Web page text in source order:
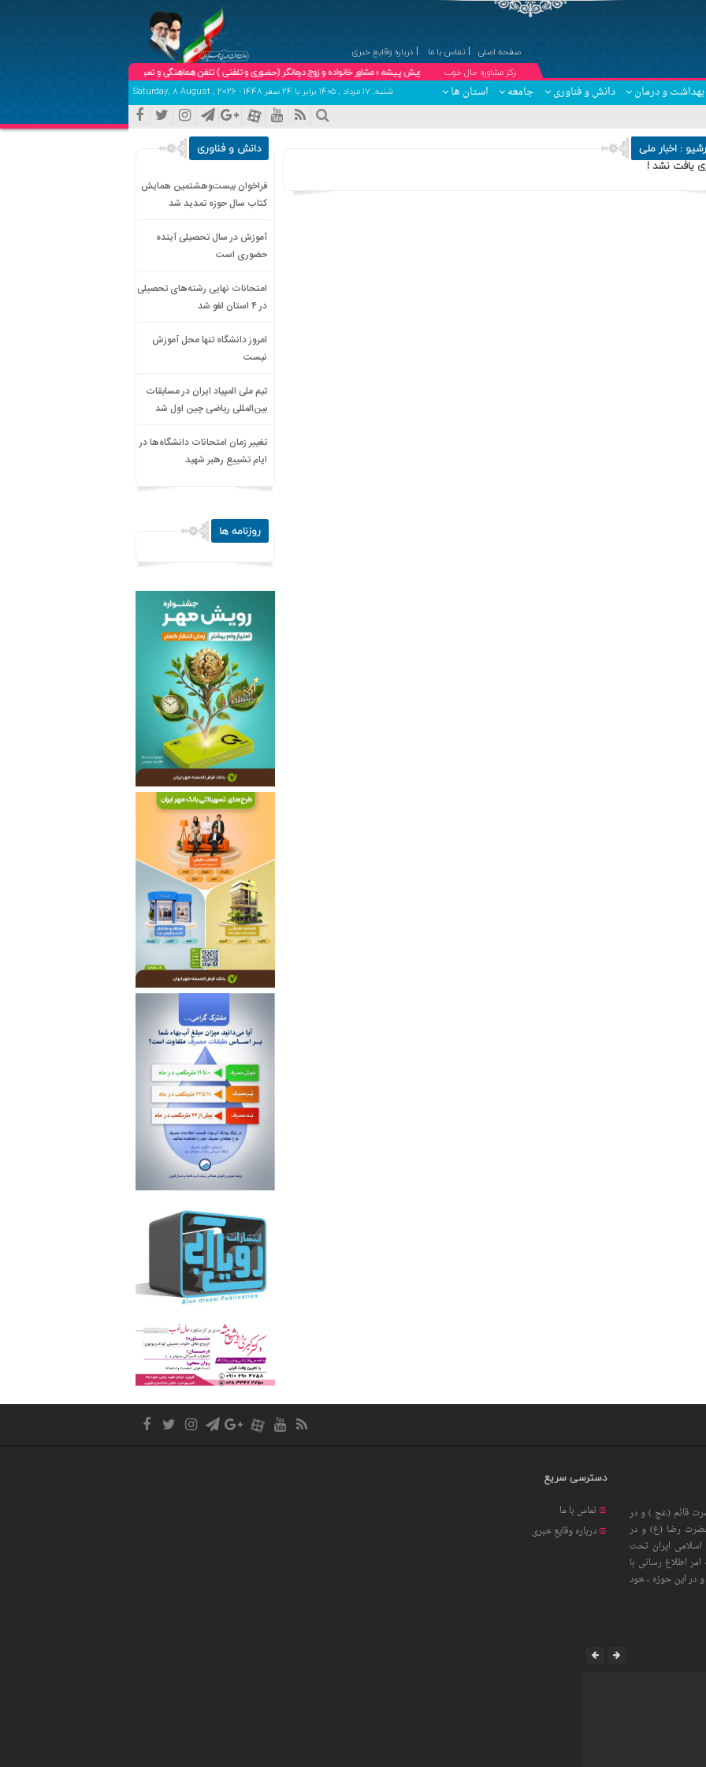
صفحه اصلی تماس با ما
درباره وقایع خبری
۞مرکز مشاوره حال خوب
دکتر کبری درویش پیشه ؛ مشاور خانواده و زوج درمانگر (حضوری و تلفنی ) تلفن هماهنگی و تعیین وقت:09102904758
بهداشت و درمان دانش و فناوری جامعه استان ها شنبه, ۱۷ مرداد , ۱۴۰۵ برابر با 24 صفر 1448 - Saturday, 8 August , 2026
: اخبار ملی
یافت نشد !
دانش و فناوری
فراخوان بیست‌وهشتمین همایش
کتاب سال حوزه تمدید شد
آموزش در سال تحصیلی آینده
حضوری است
امتحانات نهایی رشته‌های تحصیلی
در ۴ استان لغو شد
امروز دانشگاه تنها محل آموزش
نیست
تیم ملی المپیاد ایران در مسابقات
بین‌المللی ریاضی چین اول شد
تغییر زمان امتحانات دانشگاه‌ها در
ایام تشییع رهبر شهید
روزنامه ها
قائم (عج ) و در
رضا (ع) و در
ایران تحت
اطلاع رسانی با
در این حوزه ، خود
دسترسی سریع
تماس با ما
درباره وقایع خبری